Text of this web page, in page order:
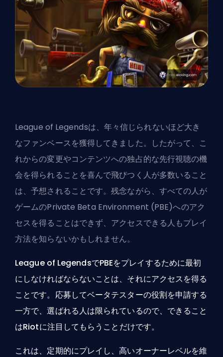
League of Legendsは、年々信じられないほど大き
なファンベースを獲得してきました。したがって、こ
れからの変更やコンテンツへの独占的な先行視聴の機
会を得られることを喜んで飛びつく人が多数いること
は、予想されることです。残念ながら、すべての人が
ゲームのPrivate Beta Environment (PBE)へのアク
セスを得ることはできず、アクセスできる人もプレイ
方法を知らないかもしれません。
League of LegendsでPBEをプレイするために最初
にしなければならないことは、それにアクセスを得る
ことです。応募してベータテスターの役割を申請する
一方で、選ばれる人は限られているので、できること
はRiotに注目してもらうことだけです。
これは、定期的にプレイし、高いオーナーレベルを維